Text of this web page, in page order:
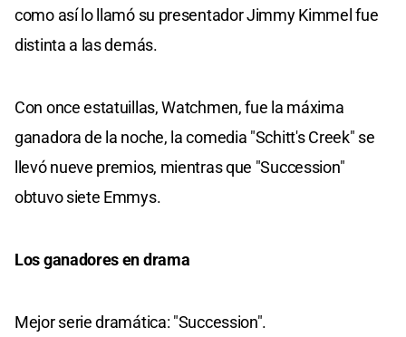
como así lo llamó su presentador Jimmy Kimmel fue
distinta a las demás.
Con once estatuillas, Watchmen, fue la máxima
ganadora de la noche, la comedia "Schitt's Creek" se
llevó nueve premios, mientras que "Succession"
obtuvo siete Emmys.
Los ganadores en drama
Mejor serie dramática: "Succession".